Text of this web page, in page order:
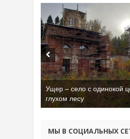
Ущер – село с одинокой
глухом лесу
Бывшая танковая часть
Батора во Владимире
МЫ В СОЦИАЛЬНЫХ